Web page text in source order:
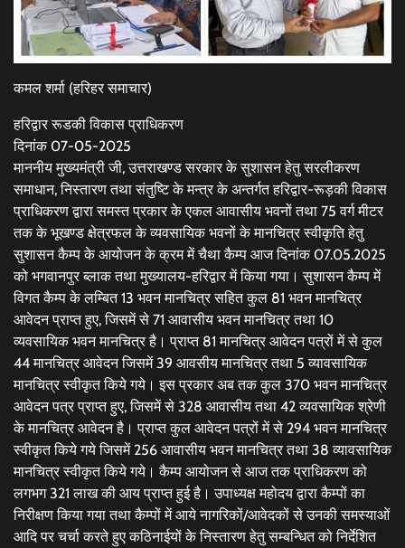
कमल शर्मा (हरिहर समाचार)
हरिद्वार रूडकी विकास प्राधिकरण
दिनांक 07-05-2025
माननीय मुख्यमंत्री जी, उत्तराखण्ड सरकार के सुशासन हेतु सरलीकरण
समाधान, निस्तारण तथा संतुष्टि के मन्त्र के अन्तर्गत हरिद्वार-रूड़की विकास
प्राधिकरण द्वारा समस्त प्रकार के एकल आवासीय भवनों तथा 75 वर्ग मीटर
तक के भूखण्ड क्षेत्रफल के व्यवसायिक भवनों के मानचित्र स्वीकृति हेतु
सुशासन कैम्प के आयोजन के क्रम में चैथा कैम्प आज दिनांक 07.05.2025
को भगवानपुर ब्लाक तथा मुख्यालय-हरिद्वार में किया गया। सुशासन कैम्प में
विगत कैम्प के लम्बित 13 भवन मानचित्र सहित कुल 81 भवन मानचित्र
आवेदन प्राप्त हुए, जिसमें से 71 आवासीय भवन मानचित्र तथा 10
व्यवसायिक भवन मानचित्र है। प्राप्त 81 मानचित्र आवेदन पत्रों में से कुल
44 मानचित्र आवेदन जिसमें 39 आवसीय मानचित्र तथा 5 व्यावसायिक
मानचित्र स्वीकृत किये गये। इस प्रकार अब तक कुल 370 भवन मानचित्र
आवेदन पत्र प्राप्त हुए, जिसमें से 328 आवासीय तथा 42 व्यवसायिक श्रेणी
के मानचित्र आवेदन है। प्राप्त कुल आवेदन पत्रों में से 294 भवन मानचित्र
स्वीकृत किये गये जिसमें 256 आवासीय भवन मानचित्र तथा 38 व्यावसायिक
मानचित्र स्वीकृत किये गये। कैम्प आयोजन से आज तक प्राधिकरण को
लगभग 321 लाख की आय प्राप्त हुई है। उपाध्यक्ष महोदय द्वारा कैम्पों का
निरीक्षण किया गया तथा कैम्पों में आये नागरिकों/आवेदकों से उनकी समस्याओं
आदि पर चर्चा करते हुए कठिनाईयों के निस्तारण हेतु सम्बन्धित को निर्देशित